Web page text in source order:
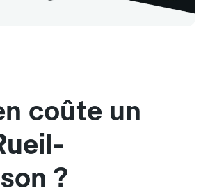
coûte un
?